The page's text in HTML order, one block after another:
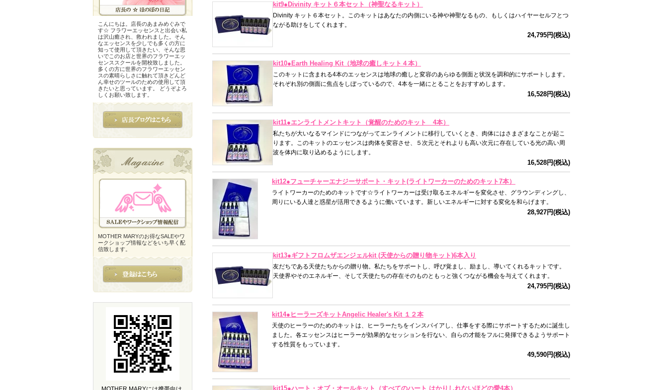
kit9●Divinity キット６本セット（神聖なるキット）
Divinity キット６本セット。このキットはあなたの内側にいる神や神聖なるもの、もしくはハイヤーセルフとつ
ながる助けをしてくれます。
24,795円(税込)
kit10●Earth Healing Kit（地球の癒しキット４本）
このキットに含まれる4本のエッセンスは地球の癒しと変容のあらゆる側面と状況を調和的にサポートします。
それぞれ別の側面に焦点をしぼっているので、4本を一緒にとることをおすすめします。
16,528円(税込)
kit11●エンライトメントキット（覚醒のためのキット 4本）
私たちが大いなるマインドにつながってエンライメントに移行していくとき、肉体にはさまざまなことが起こ
ります。このキットのエッセンスは肉体を変容させ、５次元とそれよりも高い次元に存在している光の高い周
波を体内に取り込めるようにします。
16,528円(税込)
kit12●フューチャーエナジーサポート・キット(ライトワーカーのためのキット7本）
ライトワーカーのためのキットです☆ライトワーカーは受け取るエネルギーを変化させ、グラウンディングし、
周りにいる人達と惑星が活用できるように働いています。新しいエネルギーに対する変化を和らげます。
28,927円(税込)
kit13●ギフトフロムザエンジェルkit (天使からの贈り物キット)6本入り
友だちである天使たちからの贈り物。私たちをサポートし、呼び覚まし、励まし、導いてくれるキットです。
天使界やそのエネルギー、そして天使たちの存在そのものともっと強くつながる機会を与えてくれます。
24,795円(税込)
kit14●ヒーラーズキットAngelic Healer's Kit １２本
天使のヒーラーのためのキットは、ヒーラーたちをインスパイアし、仕事をする際にサポートするために誕生し
ました。各エッセンスはヒーラーが効果的なセッションを行ない、自らの才能をフルに発揮できるようサポート
する性質をもっています。
49,590円(税込)
kit15●ハート・オブ・オールキット（すべてのハート はかりしれないほどの愛4本）
こんにちは。店長のあまみめぐみで
す☆ フラワーエッセンスと出会い私
は沢山癒され、救われました。そん
なエッセンスを少しでも多くの方に
知って使用して頂きたい、そんな思
いでこのお店と世界のフラワーエッ
センススクールを開校致しました。
多くの方に世界のフラワーエッセン
スの素晴らしさに触れて頂きどんど
ん幸せのツールのための使用して頂
きたいと思っています。 どうぞよろ
しくお願い致します。
MOTHER MARYのお得なSALEやワ
ークショップ情報などをいち早く配
信致します。